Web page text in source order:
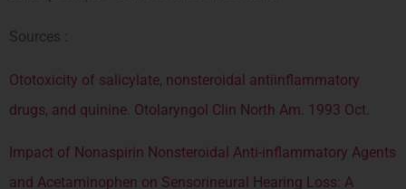
Sources :
Ototoxicity of salicylate, nonsteroidal antiinflammatory
drugs, and quinine. Otolaryngol Clin North Am. 1993 Oct.
Impact of Nonaspirin Nonsteroidal Anti-inflammatory Agents
and Acetaminophen on Sensorineural Hearing Loss: A